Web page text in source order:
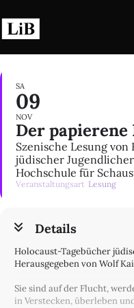
Inhalt
springen
SA
09
NOV
Der papierene
Szenische Lesung
jüdischer
Hochschule für
Veranstaltungsart Lesung
Details
Holocaust-Tagebücher
Herausgegeben von Wolf
Sie sind auf der Flucht,
in Verstecken, überleben